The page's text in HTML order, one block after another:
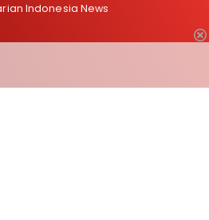
Indonesia News